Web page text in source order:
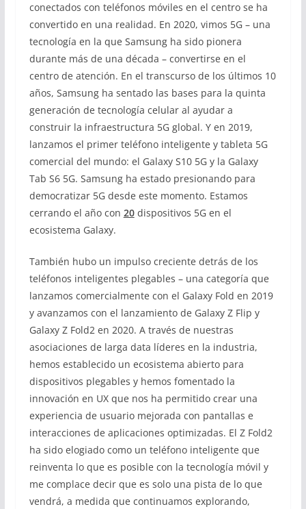
conectados con teléfonos móviles en el centro se ha
convertido en una realidad. En 2020, vimos 5G – una
tecnología en la que Samsung ha sido pionera
durante más de una década – convertirse en el
centro de atención. En el transcurso de los últimos 10
años, Samsung ha sentado las bases para la quinta
generación de tecnología celular al ayudar a
construir la infraestructura 5G global. Y en 2019,
lanzamos el primer teléfono inteligente y tableta 5G
comercial del mundo: el Galaxy S10 5G y la Galaxy
Tab S6 5G. Samsung ha estado presionando para
democratizar 5G desde este momento. Estamos
cerrando el año con 20dispositivos 5G en el
ecosistema Galaxy.
También hubo un impulso creciente detrás de los
teléfonos inteligentes plegables – una categoría que
lanzamos comercialmente con el Galaxy Fold en 2019
y avanzamos con el lanzamiento de Galaxy Z Flip y
Galaxy Z Fold2 en 2020. A través de nuestras
asociaciones de larga data líderes en la industria,
hemos establecido un ecosistema abierto para
dispositivos plegables y hemos fomentado la
innovación en UX que nos ha permitido crear una
experiencia de usuario mejorada con pantallas e
interacciones de aplicaciones optimizadas. El Z Fold2
ha sido elogiado como un teléfono inteligente que
reinventa lo que es posible con la tecnología móvil y
me complace decir que es solo una pista de lo que
vendrá, a medida que continuamos explorando,